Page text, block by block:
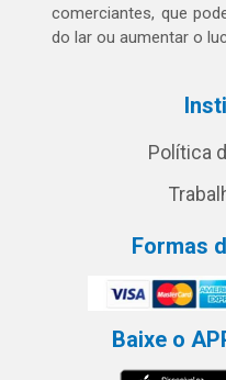
comerciantes, que
do lar ou aumentar o
Política
Formas
Baixe o